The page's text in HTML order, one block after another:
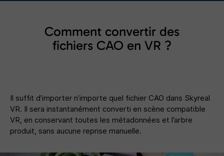
Comment convertir des
fichiers CAO en VR ?
Il suffit d’importer n’importe quel fichier CAO dans Skyreal
VR. Il sera instantanément converti en scène compatible
VR, en conservant toutes les métadonnées et l’arbre
produit, sans aucune reprise manuelle.